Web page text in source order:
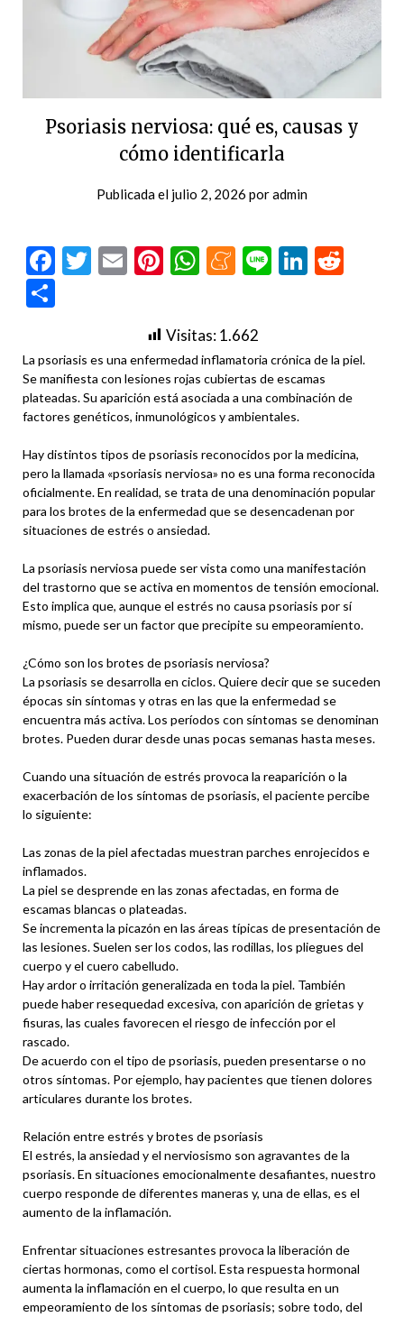
Psoriasis nerviosa: qué es, causas y
cómo identificarla
Publicada el julio 2, 2026 poradmin
Facebook
Twitter
EmailPinterest
WhatsApp
Meneame
Line
Visitas:1.662
La psoriasis es una enfermedad inflamatoria crónica de la piel.
Se manifiesta con lesiones rojas cubiertas de escamas
plateadas. Su aparición está asociada a una combinación de
factores genéticos, inmunológicos y ambientales.
Hay distintos tipos de psoriasis reconocidos por la medicina,
pero la llamada «psoriasis nerviosa» no es una forma reconocida
oficialmente. En realidad, se trata de una denominación popular
para los brotes de la enfermedad que se desencadenan por
situaciones de estrés o ansiedad.
La psoriasis nerviosa puede ser vista como una manifestación
del trastorno que se activa en momentos de tensión emocional.
Esto implica que, aunque el estrés no causa psoriasis por sí
mismo, puede ser un factor que precipite su empeoramiento.
¿Cómo son los brotes de psoriasis nerviosa?
La psoriasis se desarrolla en ciclos. Quiere decir que se suceden
épocas sin síntomas y otras en las que la enfermedad se
encuentra más activa. Los períodos con síntomas se denominan
brotes. Pueden durar desde unas pocas semanas hasta meses.
Cuando una situación de estrés provoca la reaparición o la
exacerbación de los síntomas de psoriasis, el paciente percibe
lo siguiente:
Las zonas de la piel afectadas muestran parches enrojecidos e
inflamados.
La piel se desprende en las zonas afectadas, en forma de
escamas blancas o plateadas.
Se incrementa la picazón en las áreas típicas de presentación de
las lesiones. Suelen ser los codos, las rodillas, los pliegues del
cuerpo y el cuero cabelludo.
Hay ardor o irritación generalizada en toda la piel. También
puede haber resequedad excesiva, con aparición de grietas y
fisuras, las cuales favorecen el riesgo de infección por el
rascado.
De acuerdo con el tipo de psoriasis, pueden presentarse o no
otros síntomas. Por ejemplo, hay pacientes que tienen dolores
articulares durante los brotes.
Relación entre estrés y brotes de psoriasis
El estrés, la ansiedad y el nerviosismo son agravantes de la
psoriasis. En situaciones emocionalmente desafiantes, nuestro
cuerpo responde de diferentes maneras y, una de ellas, es el
aumento de la inflamación.
Enfrentar situaciones estresantes provoca la liberación de
ciertas hormonas, como el cortisol. Esta respuesta hormonal
aumenta la inflamación en el cuerpo, lo que resulta en un
empeoramiento de los síntomas de psoriasis; sobre todo, del